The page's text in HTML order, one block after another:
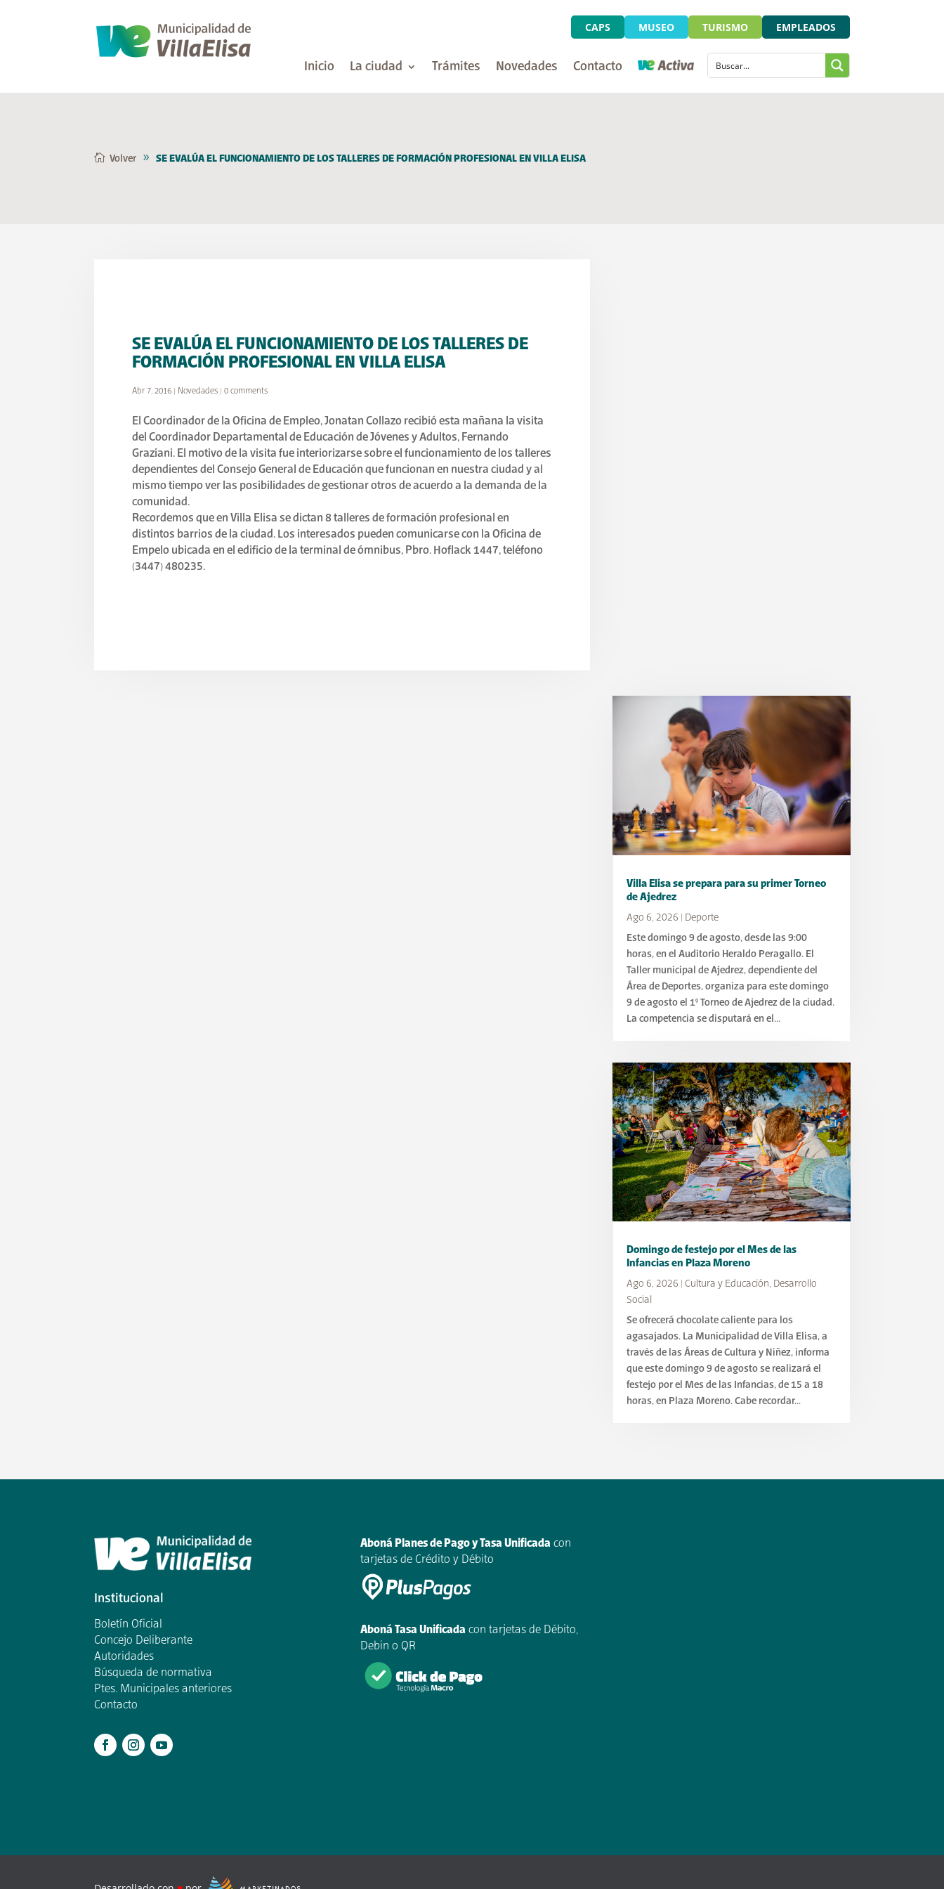
CAPS MUSEO TURISMO EMPLEADOS
Inicio La ciudad Trámites Novedades Contacto
Volver SE EVALÚA EL FUNCIONAMIENTO DE LOS TALLERES DE FORMACIÓN PROFESIONAL EN VILLA ELISA
SE EVALÚA EL FUNCIONAMIENTO DE LOS TALLERES DE
FORMACIÓN PROFESIONAL EN VILLA ELISA
Abr 7, 2016 | Novedades |0 comments
El Coordinador de la Oficina de Empleo, Jonatan Collazo recibió esta mañana la visita
del Coordinador Departamental de Educación de Jóvenes y Adultos, Fernando
Graziani. El motivo de la visita fue interiorizarse sobre el funcionamiento de los talleres
dependientes del Consejo General de Educación que funcionan en nuestra ciudad y al
mismo tiempo ver las posibilidades de gestionar otros de acuerdo a la demanda de la
comunidad.
Recordemos que en Villa Elisa se dictan 8 talleres de formación profesional en
distintos barrios de la ciudad. Los interesados pueden comunicarse con la Oficina de
Empelo ubicada en el edificio de la terminal de ómnibus, Pbro. Hoflack 1447, teléfono
(3447) 480235.
Villa Elisa se prepara para su primer Torneo
de Ajedrez
Ago 6, 2026
Deporte
Este domingo 9 de agosto, desde las 9:00
horas, en el Auditorio Heraldo Peragallo. El
Taller municipal de Ajedrez, dependiente del
Área de Deportes, organiza para este domingo
9 de agosto el 1° Torneo de Ajedrez de la ciudad.
La competencia se disputará en el...
Domingo de festejo por el Mes de las
Infancias en Plaza Moreno
Ago 6, 2026 Cultura y Educación, Desarrollo
Social
Se ofrecerá chocolate caliente para los
agasajados. La Municipalidad de Villa Elisa, a
través de las Áreas de Cultura y Niñez, informa
que este domingo 9 de agosto se realizará el
festejo por el Mes de las Infancias, de 15 a 18
horas, en Plaza Moreno. Cabe recordar...
Institucional
Boletín Oficial
Concejo Deliberante
Autoridades
Búsqueda de normativa
Ptes. Municipales anteriores
Contacto
Aboná Planes de Pago y Tasa Unificada con
tarjetas de Crédito y Débito
Aboná Tasa Unificada con tarjetas de Débito,
Debin o QR